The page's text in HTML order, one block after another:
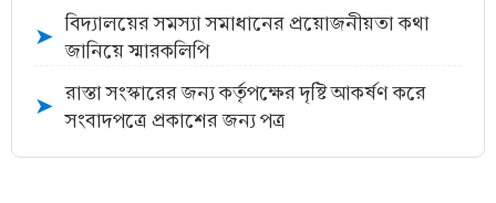
➤
বিদ্যালয়ের সমস্যা সমাধানের প্রয়োজনীয়তা কথা
জানিয়ে স্মারকলিপি
➤
রাস্তা সংস্কারের জন্য কর্তৃপক্ষের দৃষ্টি আকর্ষণ করে
সংবাদপত্রে প্রকাশের জন্য পত্র